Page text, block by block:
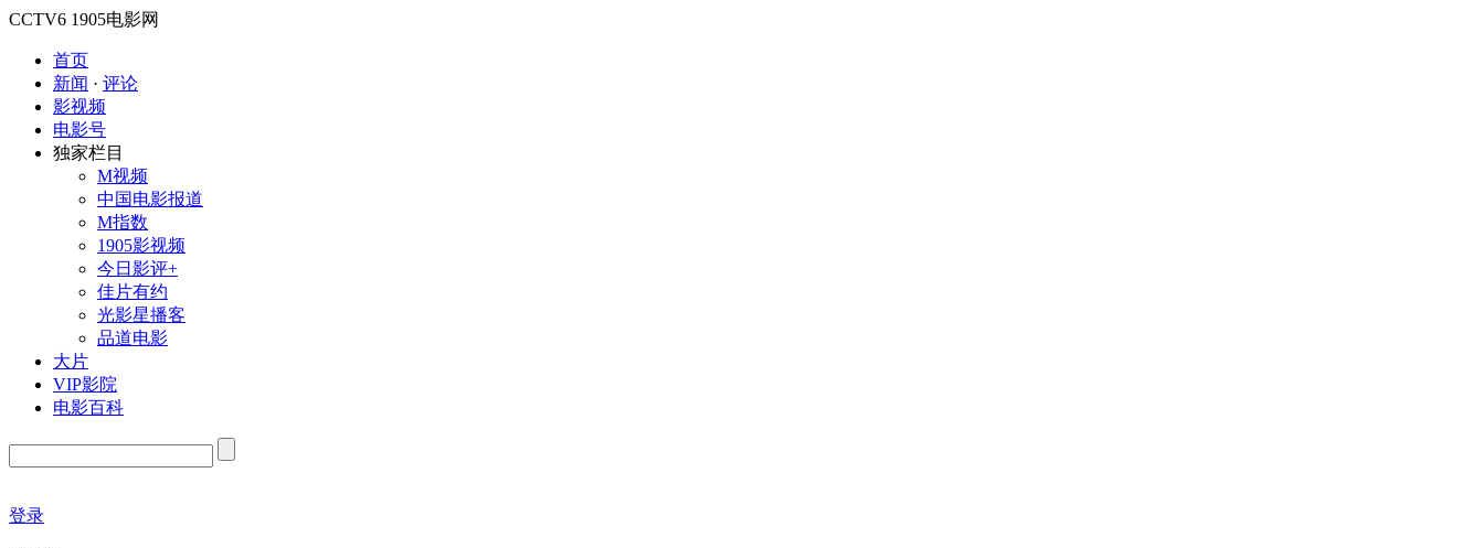
CCTV6 1905电影网
首页
新闻 · 评论
影视频
电影号
独家栏目
M视频
中国电影报道
M指数
1905影视频
今日影评+
佳片有约
光影星播客
品道电影
大片
VIP影院
电影百科
登录